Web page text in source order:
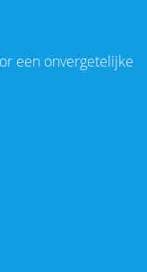
een onvergetelijke